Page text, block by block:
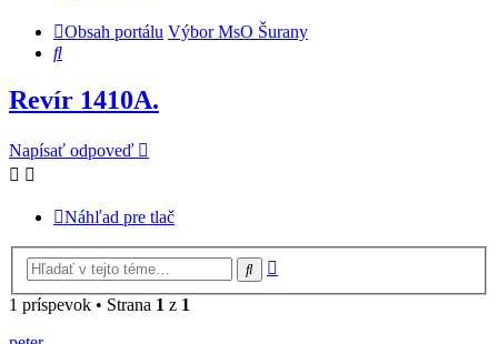
Obsah portálu Výbor MsO Šurany
Hľadať
Revír 1410A.
Napísať odpoveď
Náhľad pre tlač
Hľadať
1 príspevok • Strana 1 z 1